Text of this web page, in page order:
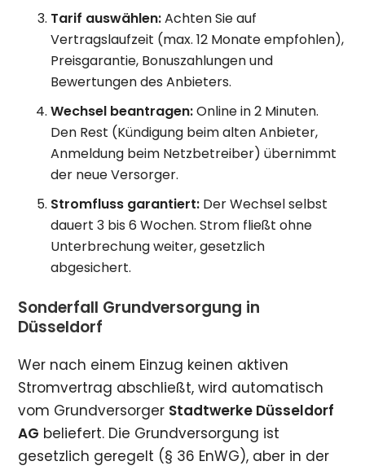
Tarif auswählen:Achten Sie auf
Vertragslaufzeit (max. 12 Monate empfohlen),
Preisgarantie, Bonuszahlungen und
Bewertungen des Anbieters.
Wechsel beantragen:Online in 2 Minuten.
Den Rest (Kündigung beim alten Anbieter,
Anmeldung beim Netzbetreiber) übernimmt
der neue Versorger.
Stromfluss garantiert: Der Wechsel selbst
dauert 3 bis 6 Wochen. Strom fließt ohne
Unterbrechung weiter, gesetzlich
abgesichert.
Sonderfall Grundversorgung in
Düsseldorf
Wer nach einem Einzug keinen aktiven
Stromvertrag abschließt, wird automatisch
vom Grundversorger Stadtwerke Düsseldorf
AG beliefert. Die Grundversorgung ist
gesetzlich geregelt (§ 36 EnWG), aber in der